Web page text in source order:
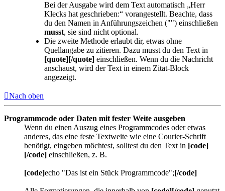
Bei der Ausgabe wird dem Text automatisch „Herr
Klecks hat geschrieben:“ vorangestellt. Beachte, dass
du den Namen in Anführungszeichen ("") einschließen
musst, sie sind nicht optional.
Die zweite Methode erlaubt dir, etwas ohne
Quellangabe zu zitieren. Dazu musst du den Text in
[quote][/quote] einschließen. Wenn du die Nachricht
anschaust, wird der Text in einem Zitat-Block
angezeigt.
Nach oben
Programmcode oder Daten mit fester Weite ausgeben
Wenn du einen Auszug eines Programmcodes oder etwas
anderes, das eine feste Textweite wie eine Courier-Schrift
benötigt, eingeben möchtest, solltest du den Text in [code]
[/code] einschließen, z. B.
[code]echo "Das ist ein Stück Programmcode";[/code]